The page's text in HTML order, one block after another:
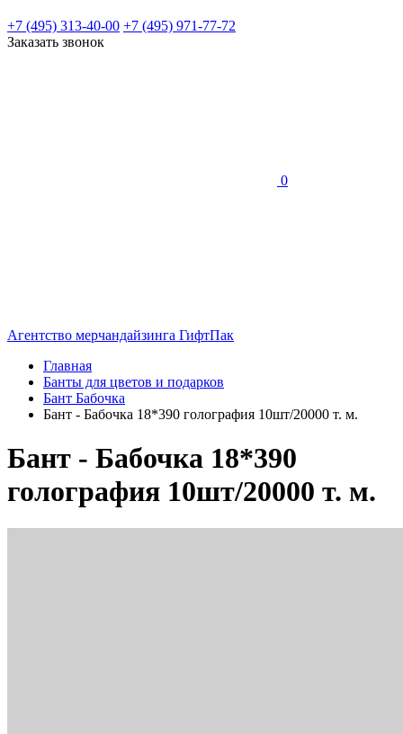
+7 (495) 313-40-00 +7 (495) 971-77-72
Заказать звонок
0
Агентство мерчандайзинга ГифтПак
Главная
Банты для цветов и подарков
Бант Бабочка
Бант - Бабочка 18*390 голография 10шт/20000 т. м.
Бант - Бабочка 18*390
голография 10шт/20000 т. м.